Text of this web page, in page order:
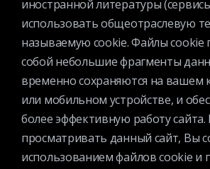
© 2025 Федеральное государственное
культуры «Всероссийская государственная
иностранной литературы имени
представленная на сайте охраняется
иностранной литературы
использовать общеотраслевую
называемую cookie. Файлы cookie
собой небольшие фрагменты
временно сохраняются на вашем
или мобильном устройстве, и
более эффективную работу
просматривать данный сайт, Вы
использованием файлов cookie и